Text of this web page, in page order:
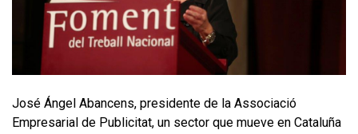
José Ángel Abancens, presidente de la Associació
Empresarial de Publicitat, un sector que mueve en Cataluña